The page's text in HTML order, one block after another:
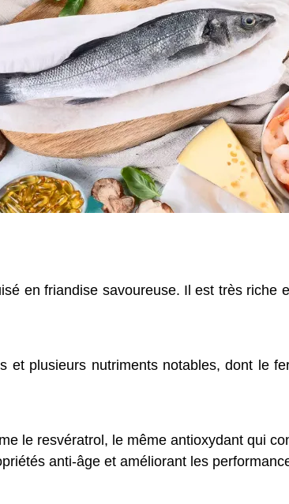
en friandise savoureuse. Il est très riche
et plusieurs nutriments notables, dont le
le resvératrol, le même antioxydant qui
anti-âge et améliorant les